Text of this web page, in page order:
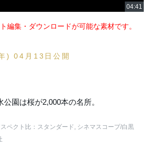
編集・ダウンロードが可能な素材です。
) 04月13日公開
園は桜が2,000本の名所。
ペクト比：スタンダード, シネマスコープ/白黒